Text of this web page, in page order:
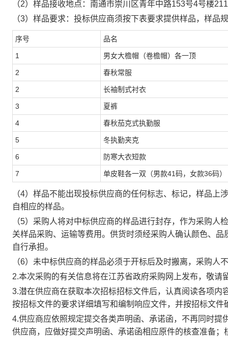
（2） 样品接收地点：南通市崇川区青年中路153号4号楼
（3） 样品要求：投标供应商须按下表要求提供样品， 样品
序号 品名
1 男女大檐帽（卷檐帽）各一顶
2 春秋常服
2 长袖制式衬衣
3 夏裤
4 春秋茄克式执勤服
5 冬执勤夹克
6 防寒大衣短款
7 单皮鞋各一双（男款41码，女款36码）
（4） 样品不能出现投标供应商的任何标志、标记，样品上
自相应的样品。
（5）采购人将对中标供应商的样品进行封存，作为采购人
关样品采购、运输等费用。供货时须经采购人确认颜色、
自行承担。
（6）未中标供应商的样品必须于开标后及时搬离，采购人
2.本次采购的有关信息将在江苏省政府采购网
上发布，敬请
3.潜在供应商在获取本次招标招标文件后，认真阅读各项
按招标文件的要求详细填写和编制响应文件，并按招标文
4.供应商应依照规定提交各类声明函、承诺函，不再同时
供应商，应做好提交声明函、承诺函相应原件的核查准备